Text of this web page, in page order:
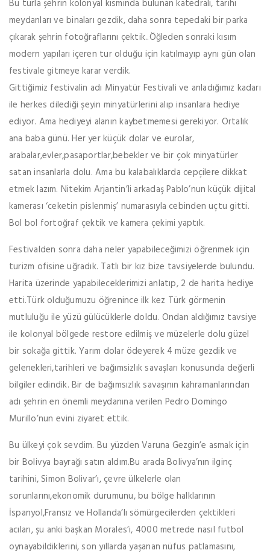
Bu turla şehrin kolonyal kısmında bulunan katedrali, tarihi
meydanları ve binaları gezdik, daha sonra tepedaki bir parka
çıkarak şehrin fotoğraflarını çektik..Öğleden sonraki kısım
modern yapıları içeren tur olduğu için katılmayıp aynı gün olan
festivale gitmeye karar verdik.
Gittiğimiz festivalin adı Minyatür Festivali ve anladığımız kadarı
ile herkes dilediği şeyin minyatürlerini alıp insanlara hediye
ediyor. Ama hediyeyi alanın kaybetmemesi gerekiyor. Ortalık
ana baba günü. Her yer küçük dolar ve eurolar,
arabalar,evler,pasaportlar,bebekler ve bir çok minyatürler
satan insanlarla dolu. Ama bu kalabalıklarda cepçilere dikkat
etmek lazım. Nitekim Arjantin’li arkadaş Pablo’nun küçük dijital
kamerası ‘ceketin pislenmiş’ numarasıyla cebinden uçtu gitti.
Bol bol fortoğraf çektik ve kamera çekimi yaptık.
Festivalden sonra daha neler yapabileceğimizi öğrenmek için
turizm ofisine uğradık. Tatlı bir kız bize tavsiyelerde bulundu.
Harita üzerinde yapabileceklerimizi anlatıp, 2 de harita hediye
etti.Türk olduğumuzu öğrenince ilk kez Türk görmenin
mutluluğu ile yüzü gülücüklerle doldu. Ondan aldığımız tavsiye
ile kolonyal bölgede restore edilmiş ve müzelerle dolu güzel
bir sokağa gittik. Yarım dolar ödeyerek 4 müze gezdik ve
gelenekleri,tarihleri ve bağımsizlık savaşları konusunda değerli
bilgiler edindik. Bir de bağımsızlık savaşının kahramanlarından
adı şehrin en önemli meydanına verilen Pedro Domingo
Murillo’nun evini ziyaret ettik.
Bu ülkeyi çok sevdim. Bu yüzden Varuna Gezgin’e asmak için
bir Bolivya bayrağı satın aldım.Bu arada Bolivya’nın ilginç
tarihini, Simon Bolivar’ı, çevre ülkelerle olan
sorunlarını,ekonomik durumunu, bu bölge halklarının
İspanyol,Fransız ve Hollanda’lı sömürgecilerden çektikleri
acıları, şu anki başkan Morales’i, 4000 metrede nasıl futbol
oynayabildiklerini, son yıllarda yaşanan nüfus patlamasını,